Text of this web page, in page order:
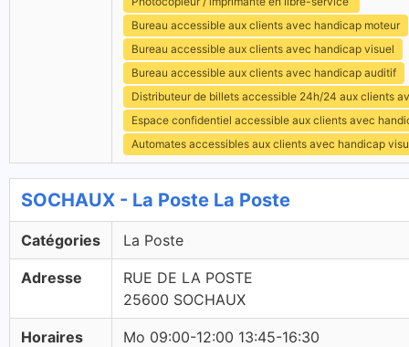
Bureau accessible aux clients avec handicap moteur
Bureau accessible aux clients avec handicap visuel
Bureau accessible aux clients avec handicap auditif
Distributeur de billets accessible 24h/24 aux clients
Espace confidentiel accessible aux clients avec
Automates accessibles aux clients avec handicap
SOCHAUX - La Poste La Poste
Catégories La Poste
Adresse
RUE DE LA POSTE
25600 SOCHAUX
Horaires
Mo 09:00-12:00 13:45-16:30